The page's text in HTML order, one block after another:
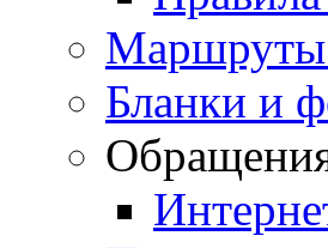
Маршруты
Бланки и